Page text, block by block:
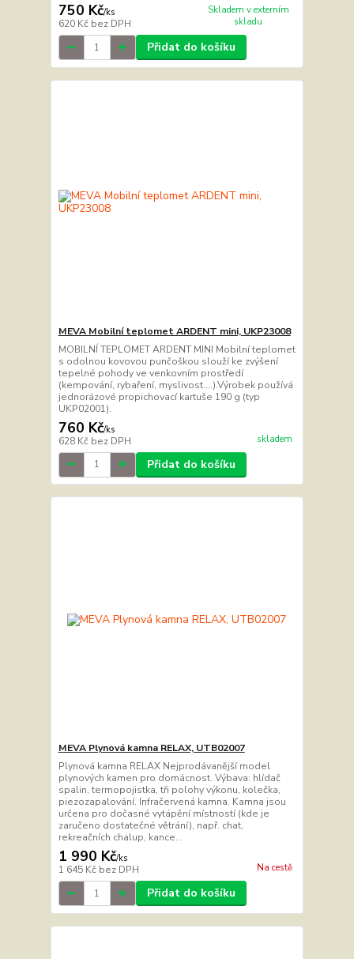
750 Kč/ks
620 Kč bez DPH
Skladem v externím
skladu
Přidat do košíku
MEVA Mobilní teplomet ARDENT mini, UKP23008
MOBILNÍ TEPLOMET ARDENT MINI Mobilní teplomet
s odolnou kovovou punčoškou slouží ke zvýšení
tepelné pohody ve venkovním prostředí
(kempování, rybaření, myslivost….).Výrobek používá
jednorázové propichovací kartuše 190 g (typ
UKP02001).
760 Kč/ks
628 Kč bez DPH skladem
Přidat do košíku
MEVA Plynová kamna RELAX, UTB02007
Plynová kamna RELAX Nejprodávanější model
plynových kamen pro domácnost. Výbava: hlídač
spalin, termopojistka, tři polohy výkonu, kolečka,
piezozapalování. Infračervená kamna. Kamna jsou
určena pro dočasné vytápění místností (kde je
zaručeno dostatečné větrání), např. chat,
rekreačních chalup, kance...
1 990 Kč/ks
1 645 Kč bez DPH Na cestě
Přidat do košíku